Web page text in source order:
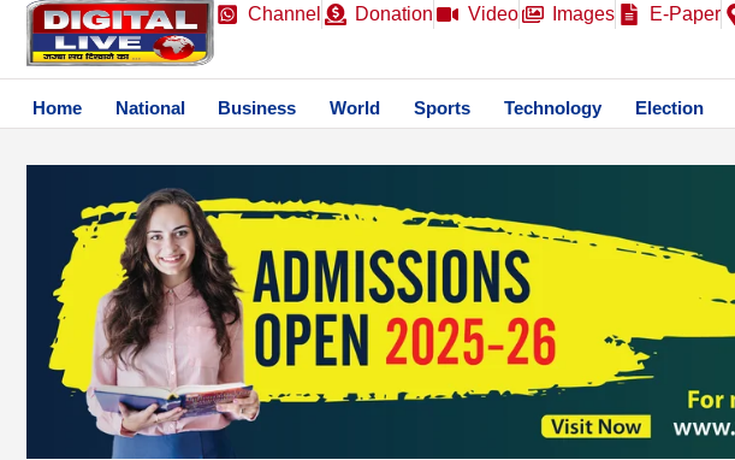
Channel Donation Video Images E-Paper
Home National Business World Sports Technology Election